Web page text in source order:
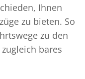
Ihnen
zu bieten. So
zu den
bares